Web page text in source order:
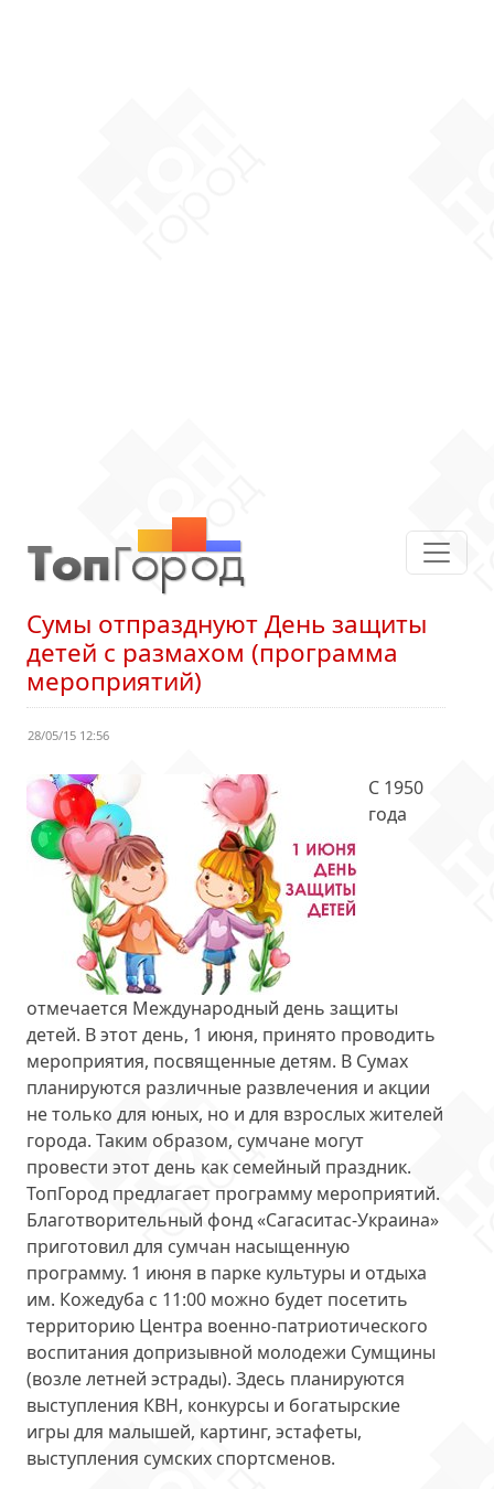
Сумы отпразднуют День защиты
детей с размахом (программа
мероприятий)
28/05/15 12:56
С 1950
года
отмечается Международный день защиты
детей. В этот день, 1 июня, принято проводить
мероприятия, посвященные детям. В Сумах
планируются различные развлечения и акции
не только для юных, но и для взрослых жителей
города. Таким образом, сумчане могут
провести этот день как семейный праздник.
ТопГород предлагает программу мероприятий.
Благотворительный фонд «Сагаситас-Украина»
приготовил для сумчан насыщенную
программу. 1 июня в парке культуры и отдыха
им. Кожедуба с 11:00 можно будет посетить
территорию Центра военно-патриотического
воспитания допризывной молодежи Сумщины
(возле летней эстрады). Здесь планируются
выступления КВН, конкурсы и богатырские
игры для малышей, картинг, эстафеты,
выступления сумских спортсменов.